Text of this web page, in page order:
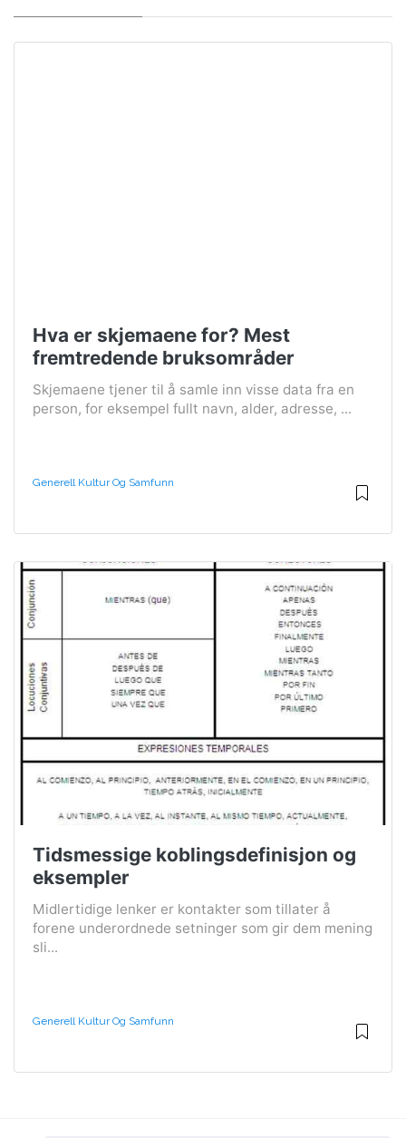
Hva er skjemaene for? Mest
fremtredende bruksområder
Skjemaene tjener til å samle inn visse data fra en
person, for eksempel fullt navn, alder, adresse, ...
Generell Kultur Og Samfunn
Tidsmessige koblingsdefinisjon og
eksempler
Midlertidige lenker er kontakter som tillater å
forene underordnede setninger som gir dem mening
sli...
Generell Kultur Og Samfunn